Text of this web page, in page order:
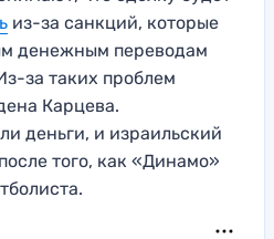
из-за санкций, которые
денежным переводам
за таких проблем
Карцева.
деньги, и израильский
того, как «Динамо»